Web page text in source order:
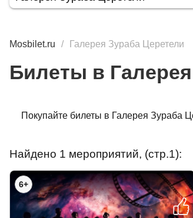
Mosbilet.ru Галерея Зураба Церетели
Билеты в
Покупайте билеты в Галерея Зураба
Найдено 1 мероприятий, (стр.1):
6+